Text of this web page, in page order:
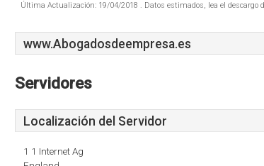
Última Actualización: 19/04/2018 . Datos estimados, lea el descargo
www.Abogadosdeempresa.es
Servidores
Localización del Servidor
1 1 Internet Ag